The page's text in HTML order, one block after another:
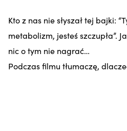
Kto z nas nie słyszał tej bajki:
metabolizm, jesteś szczupła”.
nic o tym nie nagrać…
Podczas filmu tłumaczę,